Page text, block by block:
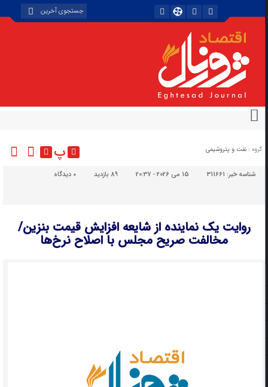
گروه : نفت و پتروشیمی پ
شناسه خبر:311661 15 می 2026 - 20:37 89 بازدید دیدگاه
روایت یک نماینده از شایعه افزایش قیمت بنزین/
مخالفت صریح مجلس با اصلاح نرخ‌ها